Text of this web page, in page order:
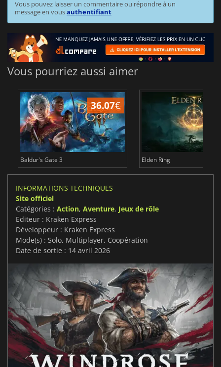
Vous pouvez laisser un commentaire ou répondre à un
message en vousauthentifiant
Vous pourriez aussi aimer
36.07€
Baldur's Gate 3 Elden Ring
INFORMATIONS TECHNIQUES
Site officiel
Catégories : Action, Aventure, Jeux de rôle
Editeur : Kraken Express
Développeur : Kraken Express
Mode(s) : Solo, Multiplayer, Coopération
Date de sortie : 14 avril 2026